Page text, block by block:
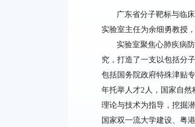
广东省分子靶标与临
实验室主任为余细勇教授
实验室聚焦心肺疾病
究，打造了一支以包括分
包括国务院政府特殊津贴
年托举人才2人，国家自
理论与技术为指导，挖掘
国家双一流大学建设、粤